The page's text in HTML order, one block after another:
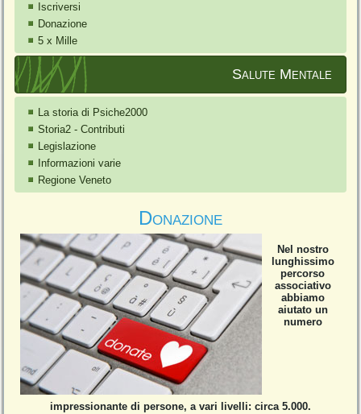
Iscriversi
Donazione
5 x Mille
Salute Mentale
La storia di Psiche2000
Storia2 - Contributi
Legislazione
Informazioni varie
Regione Veneto
Donazione
Nel nostro
lunghissimo
percorso
associativo
abbiamo
aiutato un
numero
impressionante di persone, a vari livelli: circa 5.000.